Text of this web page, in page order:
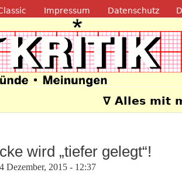
Impressum Datenschutz
∇ Alles mit
wird „tiefer gelegt“!
Dezember, 2015 - 12:37